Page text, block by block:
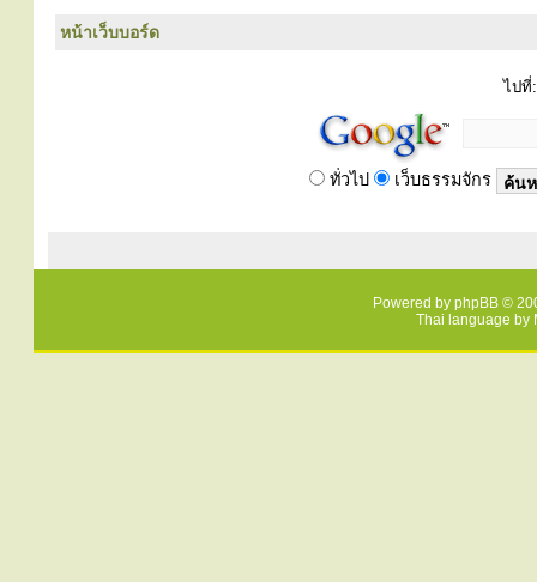
หน้าเว็บบอร์ด
ไปที่:
ทั่วไป เว็บธรรมจักร
Powered by phpBB ©
Thai language by